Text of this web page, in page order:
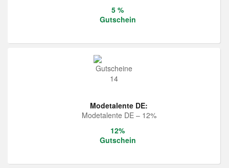
5 %
Gutschein
Modetalente DE:
Modetalente DE – 12%
12%
Gutschein